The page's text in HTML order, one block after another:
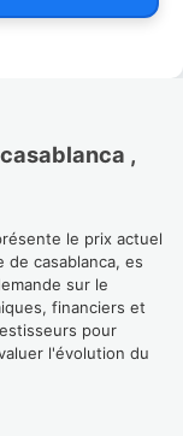
,
le prix actuel
casablanca, es
sur le
financiers et
pour
l'évolution du